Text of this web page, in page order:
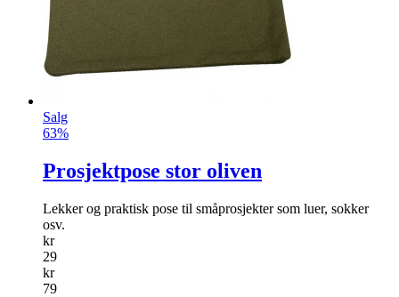
Salg
63%
Prosjektpose stor oliven
Lekker og praktisk pose til småprosjekter som luer, sokker
osv.
kr
29
kr
79